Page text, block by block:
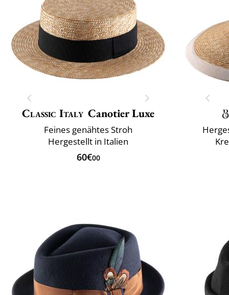
Classic Italy Canotier Luxe
Feines genähtes Stroh
Hergestellt in Italien
60€00